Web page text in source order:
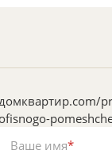
ofisnogo-
Ваше имя*